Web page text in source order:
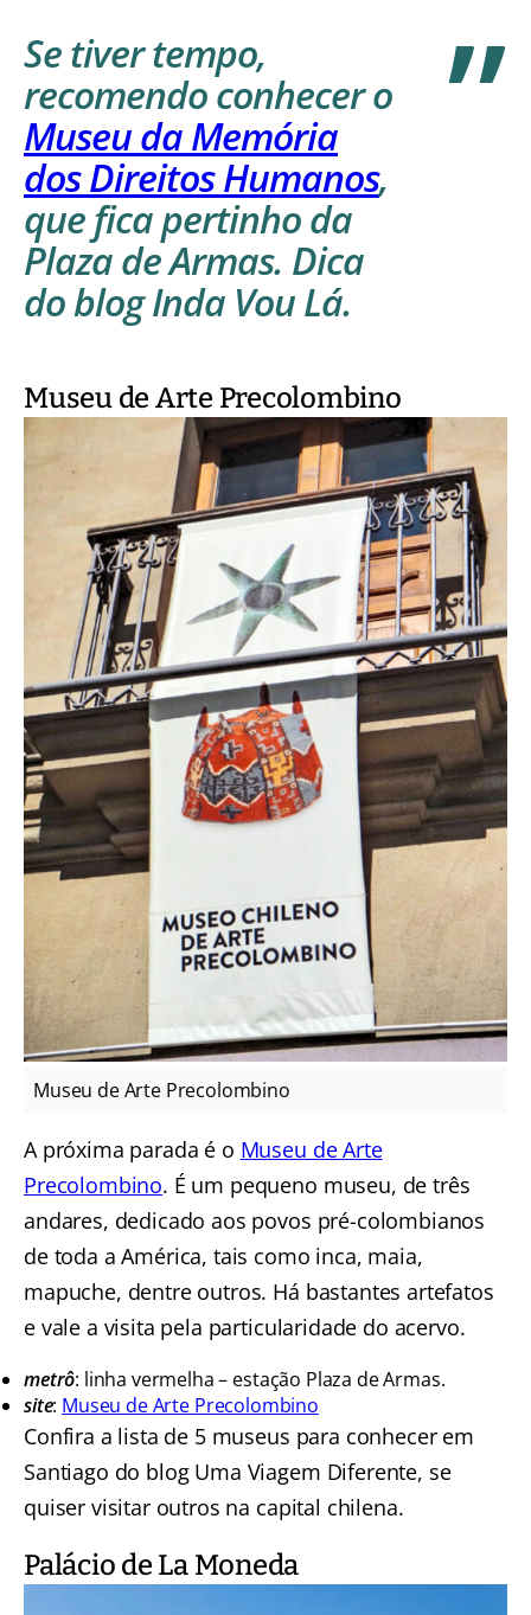
Se tiver tempo,
recomendo conhecer o
Museu da Memória
dos Direitos Humanos,
que fica pertinho da
Plaza de Armas. Dica
do blog Inda Vou Lá.
Museu de Arte Precolombino
Museu de Arte Precolombino
A próxima parada é o Museu de Arte
Precolombino. É um pequeno museu, de três
andares, dedicado aos povos pré-colombianos
de toda a América, tais como inca, maia,
mapuche, dentre outros. Há bastantes artefatos
e vale a visita pela particularidade do acervo.
metrô: linha vermelha – estação Plaza de Armas.
site: Museu de Arte Precolombino
Confira a lista de 5 museus para conhecer em
Santiago do blog Uma Viagem Diferente, se
quiser visitar outros na capital chilena.
Palácio de La Moneda